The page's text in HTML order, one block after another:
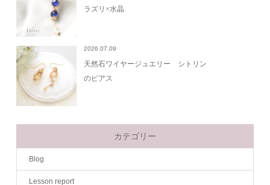
ラズリ×水晶
2026.07.09
天然石ワイヤージュエリー シトリン
のピアス
カテゴリー
Blog
Lesson report